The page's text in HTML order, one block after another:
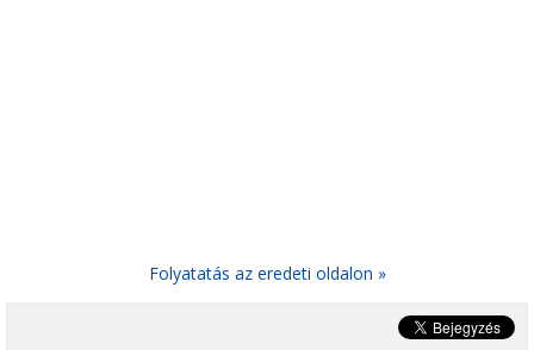
Folyatatás az eredeti oldalon »